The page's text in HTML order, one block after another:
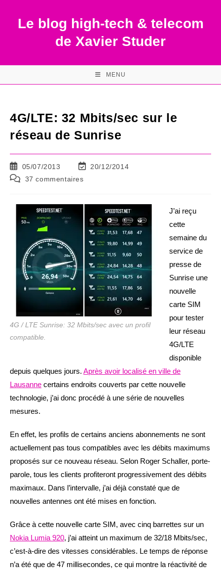
contentLe blog high-tech & telecom
de Xavier Studer
MENU
4G/LTE: 32 Mbits/sec sur le
réseau de Sunrise
Publication
publiée :
05/07/2013
Dernière
publication :
20/12/2014
Commentaires
publication :
37 commentaires
4G / LTE Sunrise: 32 Mbits/sec avec un profil
compatible.
J’ai reçu
cette
semaine du
service de
presse de
Sunrise une
nouvelle
carte SIM
pour tester
leur réseau
4G/LTE
disponible
depuis quelques jours. Après avoir localisé en ville de
Lausanne certains endroits couverts par cette nouvelle
technologie, j’ai donc procédé à une série de nouvelles
mesures.
En effet, les profils de certains anciens abonnements ne sont
actuellement pas tous compatibles avec les débits maximums
proposés sur ce nouveau réseau. Selon Roger Schaller, porte-
parole, tous les clients profiteront progressivement des débits
maximaux. Dans l’intervalle, j’ai déjà constaté que de
nouvelles antennes ont été mises en fonction.
Grâce à cette nouvelle carte SIM, avec cinq barrettes sur un
Nokia Lumia 920, j’ai atteint un maximum de 32/18 Mbits/sec,
c’est-à-dire des vitesses considérables. Le temps de réponse
n’a été que de 47 millisecondes, ce qui montre la réactivité de